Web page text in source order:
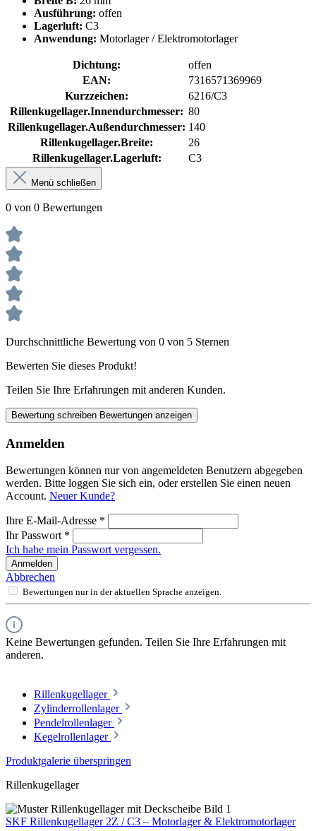
Ausführung: offen
Lagerluft: C3
Anwendung: Motorlager / Elektromotorlager
Dichtung:
offen
EAN:
7316571369969
Kurzzeichen:
6216/C3
Rillenkugellager.Innendurchmesser: 80
Rillenkugellager.Außendurchmesser: 140
Rillenkugellager.Breite:
26
Rillenkugellager.Lagerluft:
C3
Menü schließen
0 von 0 Bewertungen
Durchschnittliche Bewertung von 0 von 5 Sternen
Bewerten Sie dieses Produkt!
Teilen Sie Ihre Erfahrungen mit anderen Kunden.
Bewertung schreiben Bewertungen anzeigen
Anmelden
Bewertungen können nur von angemeldeten Benutzern abgegeben
werden. Bitte loggen Sie sich ein, oder erstellen Sie einen neuen
Account. Neuer Kunde?
Ihre E-Mail-Adresse *
Ihr Passwort *
Ich habe mein Passwort vergessen.
Anmelden
Abbrechen
Bewertungen nur in der aktuellen Sprache anzeigen.
Keine Bewertungen gefunden. Teilen Sie Ihre Erfahrungen mit
anderen.
Rillenkugellager
Zylinderrollenlager
Pendelrollenlager
Kegelrollenlager
Produktgalerie überspringen
Rillenkugellager
SKF Rillenkugellager 2Z / C3 – Motorlager & Elektromotorlager